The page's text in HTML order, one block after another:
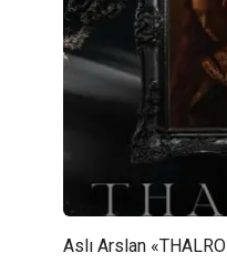
Aslı Arslan